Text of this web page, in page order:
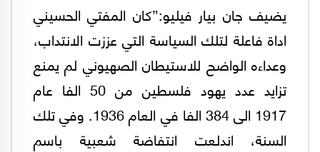
يضيف جان بيار فيليو:”كان المفتي الحسيني
اداة فاعلة لتلك السياسة التي عززت الانتداب،
وعداءه الواضح للاستيطان الصهيوني لم يمنع
تزايد عدد يهود فلسطين من 50 الفا عام
1917 الى 384 الفا في العام 1936. وفي تلك
السنة، اندلعت انتفاضة شعبية باسم